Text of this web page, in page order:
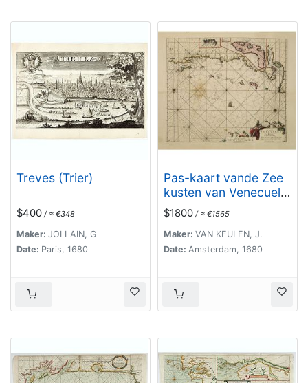
Treves (Trier)
$400 / ≈ €348
Maker: JOLLAIN, G
Date: Paris, 1680
Pas-kaart vande Zee
kusten van Venecuela
met de Byleggende
Eylanden. . .
$1800 / ≈ €1565
Maker: VAN KEULEN, J.
Date: Amsterdam, 1680